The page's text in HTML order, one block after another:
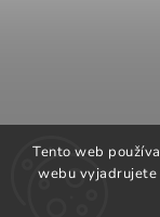
Tento web
webu vyjadrujete
ROMOTOP